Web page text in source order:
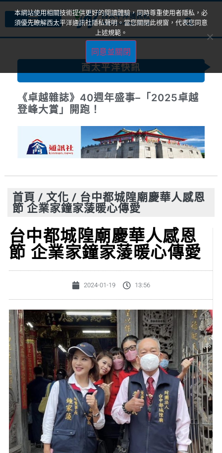
西太平洋快訊
《卓越40菁英獎》見證各界典範 共築社
會善的循環
首頁 / 文化 / 台中都城隍廟慶華人感恩
節 企業家鐘家蔆暖心傳愛
台中都城隍廟慶華人感恩
節 企業家鐘家蔆暖心傳愛
2024-01-19 13:56
本網站使用相關技術提供更好的閱讀體驗，同時尊重使用者隱私，必
須優先瞭解西太平洋通訊社隱私聲明。當您關閉此視窗，代表您同意
上述規範。
同意並關閉